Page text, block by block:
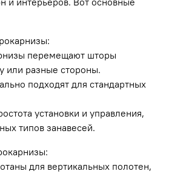
перемещают шторы
или разные стороны.
подходят для стандартных
установки и управления,
типов занавесей.
для вертикальных полотен,